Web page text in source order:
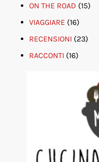
ON THE ROAD (15)
VIAGGIARE (16)
RECENSIONI (23)
RACCONTI (16)